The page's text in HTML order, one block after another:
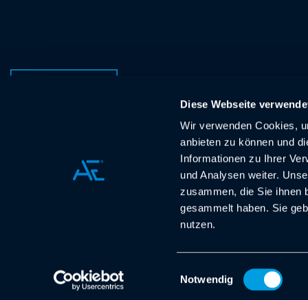
Diese Webseite
Wir verwenden Cookies,
anbieten zu können und
Informationen zu Ihrer
und Analysen weiter.
zusammen, die Sie ihnen
gesammelt haben. Sie
nutzen.
Einwilligungsauswahl
Notwendig
HIGHER